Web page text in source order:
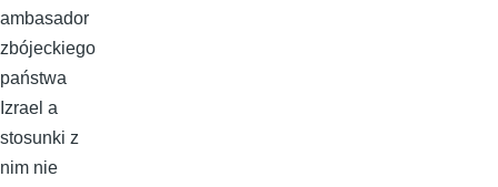
ambasador
zbójeckiego
państwa
Izrael a
stosunki z
nim nie